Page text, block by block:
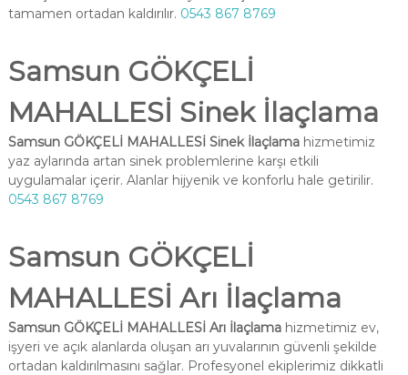
tamamen ortadan kaldırılır. 0543 867 8769
Samsun GÖKÇELİ
MAHALLESİ Sinek İlaçlama
Samsun GÖKÇELİ MAHALLESİ Sinek İlaçlamahizmetimiz
yaz aylarında artan sinek problemlerine karşı etkili
uygulamalar içerir. Alanlar hijyenik ve konforlu hale getirilir.
0543 867 8769
Samsun GÖKÇELİ
MAHALLESİ Arı İlaçlama
Samsun GÖKÇELİ MAHALLESİ Arı İlaçlamahizmetimiz ev,
işyeri ve açık alanlarda oluşan arı yuvalarının güvenli şekilde
ortadan kaldırılmasını sağlar. Profesyonel ekiplerimiz dikkatli